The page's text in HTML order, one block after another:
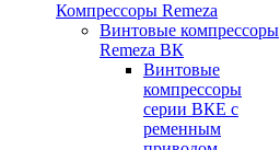
Компрессоры Remeza
Винтовые компрессоры
Remeza ВК
Винтовые
компрессоры
серии ВКЕ с
ременным